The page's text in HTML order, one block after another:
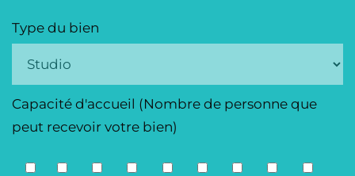
Type du bien
Capacité d'accueil (Nombre de personne que
peut recevoir votre bien)